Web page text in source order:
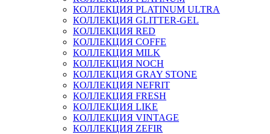
КОЛЛЕКЦИЯ PLATINUM ULTRA
КОЛЛЕКЦИЯ GLITTER-GEL
КОЛЛЕКЦИЯ RED
КОЛЛЕКЦИЯ COFFE
КОЛЛЕКЦИЯ MILK
КОЛЛЕКЦИЯ NOCH
КОЛЛЕКЦИЯ GRAY STONE
КОЛЛЕКЦИЯ NEFRIT
КОЛЛЕКЦИЯ FRESH
КОЛЛЕКЦИЯ LIKE
КОЛЛЕКЦИЯ VINTAGE
КОЛЛЕКЦИЯ ZEFIR